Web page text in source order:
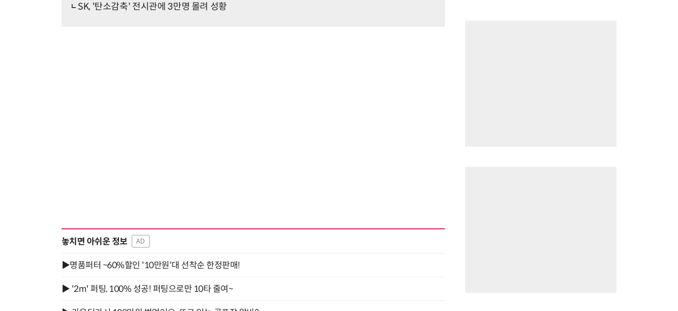
SK, '탄소감축' 전시관에 3만명 몰려 성황
놓치면 아쉬운 정보 AD
▶명품퍼터 ~60%할인 '10만원'대 선착순 한정판매!
▶ '2m' 퍼팅, 100% 성공! 퍼팅으로만 10타 줄여~